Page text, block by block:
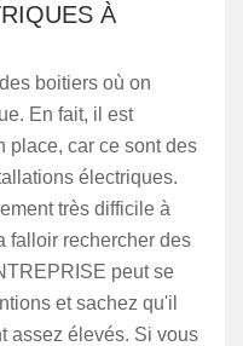
À
boitiers où on
En fait, il est
place, car ce sont des
électriques.
très difficile à
falloir rechercher des
peut se
et sachez qu'il
assez élevés. Si vous